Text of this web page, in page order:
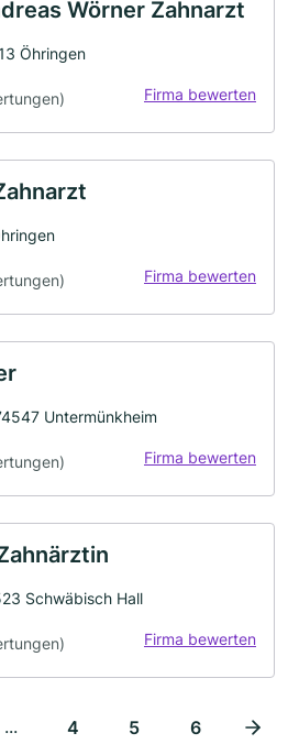
Wörner Zahnarzt
Öhringen
Firma bewerten
Firma bewerten
Untermünkheim
Firma bewerten
Schwäbisch Hall
Firma bewerten
... 4 5 6